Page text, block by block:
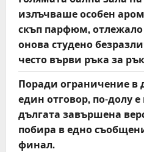
излъчваше особен
скъп парфюм,
онова студено
често върви ръка за
Поради ограничение в
един отговор, по-долу
дългата завършена
побира в едно
финал.